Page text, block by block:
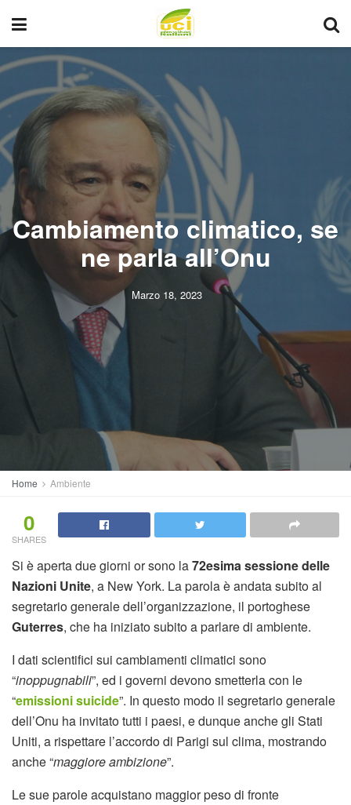
Cambiamento climatico, se
ne parla all’Onu
Marzo 18, 2023
Home Ambiente
0
SHARES
Si è aperta due giorni or sono la72esima sessione delle
Nazioni Unite, a New York. La parola è andata subito al
segretario generale dell’organizzazione, il portoghese
Guterres, che ha iniziato subito a parlare di ambiente.
I dati scientifici sui cambiamenti climatici sono
“inoppugnabili”, ed i governi devono smetterla con le
“emissioni suicide”. In questo modo il segretario generale
dell’Onu ha invitato tutti i paesi, e dunque anche gli Stati
Uniti, a rispettare l’accordo di Parigi sul clima, mostrando
anche “maggiore ambizione”.
Le sue parole acquistano maggior peso di fronte